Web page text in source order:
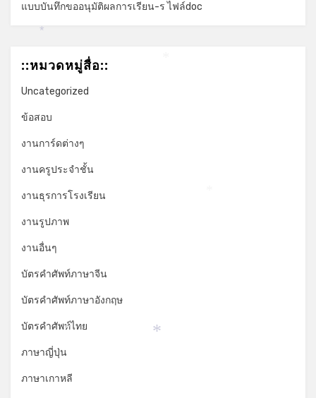
แบบบันทึกขออนุมัติผลการเรียน-ร ไฟล์doc
::หมวดหมู่สื่อ::
Uncategorized
ข้อสอบ
งานการ์ดต่างๆ
งานครูประจำชั้น
งานธุรการโรงเรียน
งานรูปภาพ
งานอื่นๆ
บัตรคำศัพท์ภาษาจีน
บัตรคำศัพท์ภาษาอังกฤษ
บัตรคำศัพท์ไทย
ภาษาญี่ปุ่น
ภาษาเกาหลี